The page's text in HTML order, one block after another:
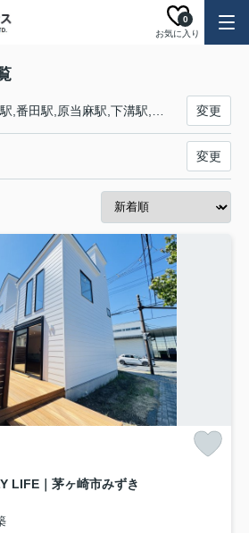
お気に入り
0
変更
変更
LIFE｜茅ヶ崎市みずき